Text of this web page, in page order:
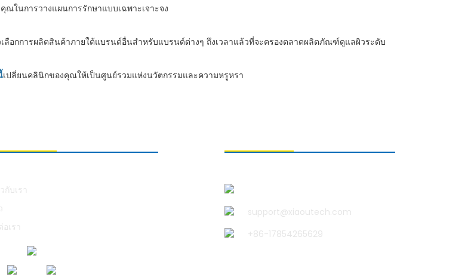
ในการวางแผนการรักษาแบบเฉพาะเจาะจง
อกการผลิตสินค้าภายใต้แบรนด์อื่นสำหรับแบรนด์ต่างๆ ถึงเวลาแล้วที่จะครองตลาดผลิตภัณฑ์ดูแลผิวระดับ
เปลี่ยนคลินิกของคุณให้เป็นศูนย์รวมแห่งนวัตกรรมและความหรูหรา
support@xiaoutech.com
+86-17854265629
วกับเรา
เรา